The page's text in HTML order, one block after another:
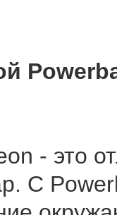
- это
С